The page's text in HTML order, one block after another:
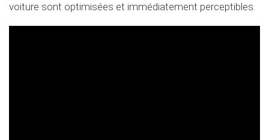
voiture sont optimisées et immédiatement perceptibles.